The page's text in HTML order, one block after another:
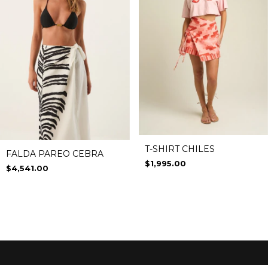
FALDA PAREO CEBRA
$4,541.00
T-SHIRT CHILES
$1,995.00